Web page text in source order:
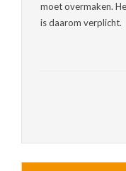
moet overmaken.
is daarom verplicht.